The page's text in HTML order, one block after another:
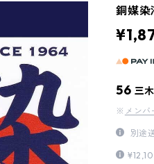
銅媒染
56 三
※ メン
別途